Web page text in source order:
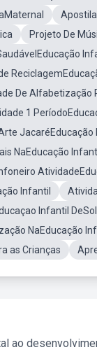
Projeto De
De Alfabetização
1
JacaréEducação
NaEducação
Infantil
Infantil
NaEducação
as Crianças
ao